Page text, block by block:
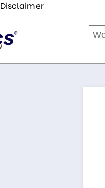
Disclaimer